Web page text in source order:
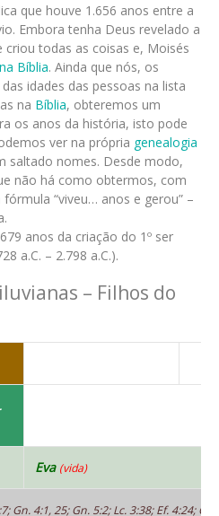
que houve 1.656 anos entre a
Embora tenha Deus revelado a
criou todas as coisas e, Moisés
Bíblia. Ainda que nós, os
idades das pessoas na lista
na Bíblia, obteremos um
os anos da história, isto pode
ver na própria genealogia
saltado nomes. Desde modo,
não há como obtermos, com
“viveu… anos e gerou” –
anos da criação do 1º ser
a.C. – 2.798 a.C.).
– Filhos do
Eva (vida)
Gn. 4:1, 25; Gn. 5:2; Lc. 3:38; Ef. 4:24; Cl.